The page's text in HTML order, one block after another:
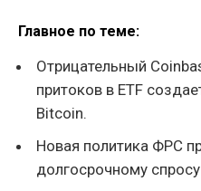
Главное по теме:
Отрицательный
притоков в ETF
Bitcoin.
Новая политика ФРС
долгосрочному